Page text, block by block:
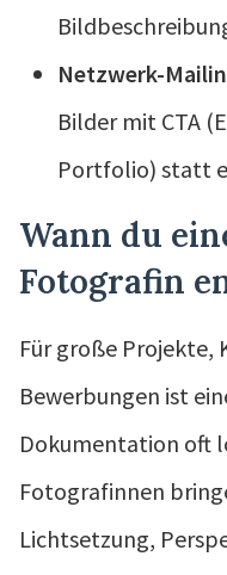
Netzwerk-
Bilder mit CTA
Portfolio) statt
Wann du
Fotografin
Für große
Bewerbungen ist
Dokumentation oft
Fotografinnen
Lichtsetzung,